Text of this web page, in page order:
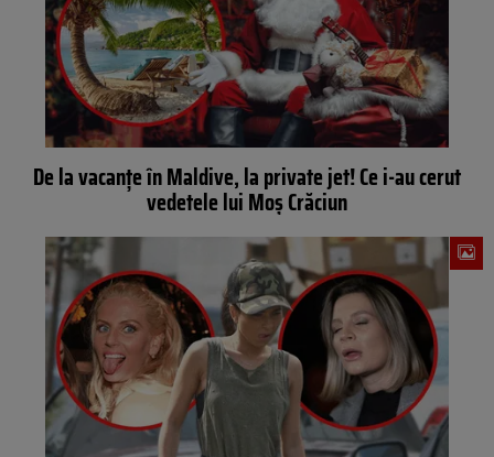
De la vacanțe în Maldive, la private jet! Ce i-au cerut
vedetele lui Moș Crăciun